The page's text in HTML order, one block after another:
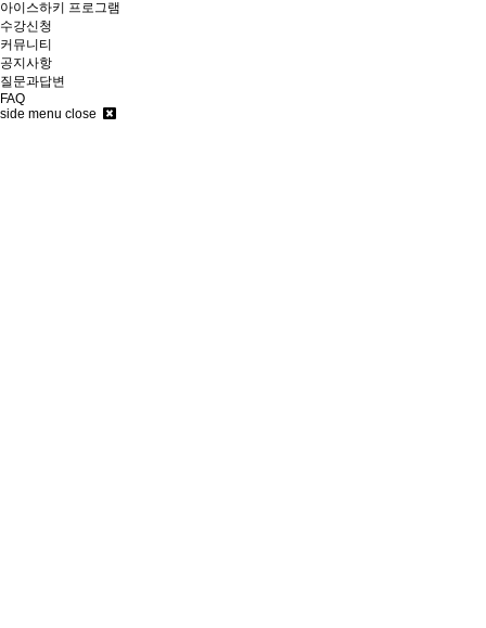
아이스하키 프로그램
수강신청
커뮤니티
공지사항
질문과답변
FAQ
side menu close